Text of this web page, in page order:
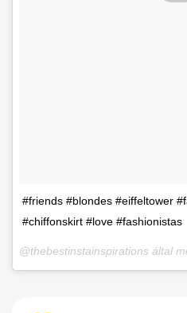
#friends #blondes #eiffeltower
#chiffonskirt #love #fashionistas
@thebestinstainspirations által